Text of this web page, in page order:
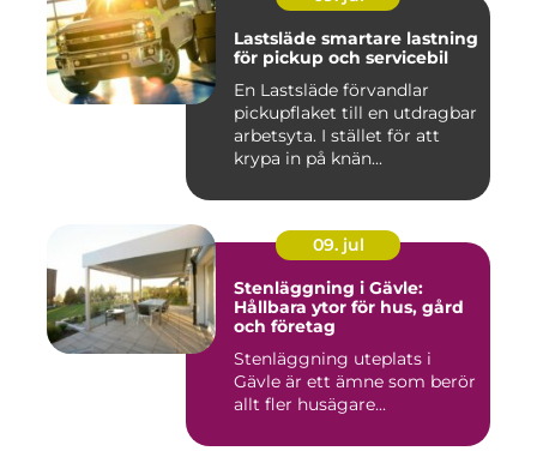
Lastsläde smartare lastning
för pickup och servicebil
En Lastsläde förvandlar
pickupflaket till en utdragbar
arbetsyta. I stället för att
krypa in på knän...
09. jul
Stenläggning i Gävle:
Hållbara ytor för hus, gård
och företag
Stenläggning uteplats i
Gävle är ett ämne som berör
allt fler husägare...